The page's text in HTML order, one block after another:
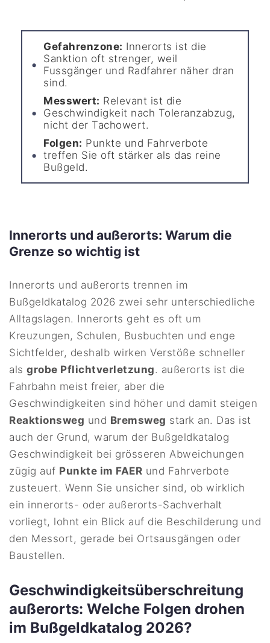
Gefahrenzone: Innerorts ist die
Sanktion oft strenger, weil
Fussgänger und Radfahrer näher dran
sind.
Messwert: Relevant ist die
Geschwindigkeit nach Toleranzabzug,
nicht der Tachowert.
Folgen: Punkte und Fahrverbote
treffen Sie oft stärker als das reine
Bußgeld.
Innerorts und außerorts: Warum die
Grenze so wichtig ist
Innerorts und außerorts trennen im
Bußgeldkatalog 2026 zwei sehr unterschiedliche
Alltagslagen. Innerorts geht es oft um
Kreuzungen, Schulen, Busbuchten und enge
Sichtfelder, deshalb wirken Verstöße schneller
alsgrobe Pflichtverletzung. außerorts ist die
Fahrbahn meist freier, aber die
Geschwindigkeiten sind höher und damit steigen
Reaktionsweg und Bremsweg stark an. Das ist
auch der Grund, warum der Bußgeldkatalog
Geschwindigkeit bei grösseren Abweichungen
zügig auf Punkte im FAER und Fahrverbote
zusteuert. Wenn Sie unsicher sind, ob wirklich
ein innerorts- oder außerorts-Sachverhalt
vorliegt, lohnt ein Blick auf die Beschilderung und
den Messort, gerade bei Ortsausgängen oder
Baustellen.
Geschwindigkeitsüberschreitung
außerorts: Welche Folgen drohen
im Bußgeldkatalog 2026?